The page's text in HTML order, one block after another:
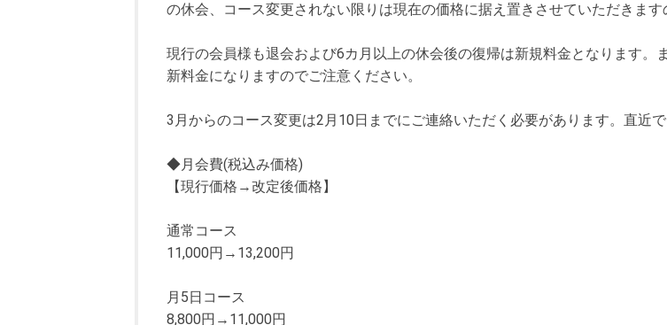
の休会、コース変更されない限りは現在の価格に据え置きさせていただきます
現行の会員様も退会および6カ月以上の休会後の復帰は新規料金となります
新料金になりますのでご注意ください。
3月からのコース変更は2月10日までにご連絡いただく必要があります。直近
◆月会費(税込み価格)
【現行価格→改定後価格】
通常コース
11,000円→13,200円
月5日コース
8,800円→11,000円